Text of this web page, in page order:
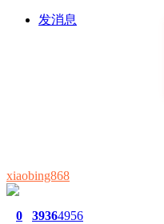
发消息
xiaobing868
0 39364956